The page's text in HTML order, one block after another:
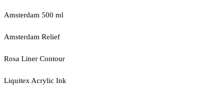
Amsterdam 500 ml
Amsterdam Relief
Rosa Liner Contour
Liquitex Acrylic Ink